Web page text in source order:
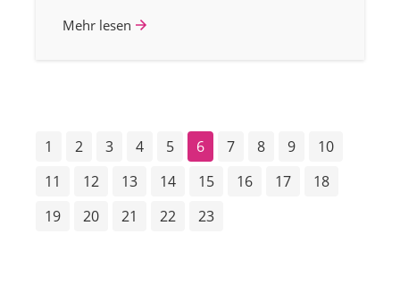
Mehr lesen
1 2 3 4 5 6 7 8 9
10
11
12 13 14 15 16 17
18
19
20 21 22 23